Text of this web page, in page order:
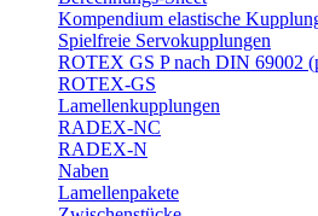
Kompendium elastische
Spielfreie Servokupplungen
ROTEX GS P nach DIN 69002
ROTEX-GS
Lamellenkupplungen
RADEX-NC
RADEX-N
Naben
Lamellenpakete